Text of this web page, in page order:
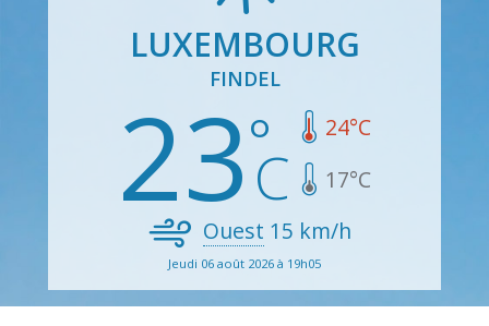
LUXEMBOURG
FINDEL
23 24°C
17°C
Ouest 15 km/h
Jeudi 06 août 2026 à 19h05